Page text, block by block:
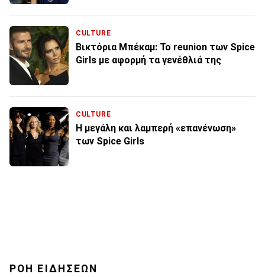
CULTURE
Βικτόρια Μπέκαμ: Το reunion των Spice
Girls με αφορμή τα γενέθλιά της
CULTURE
Η μεγάλη και λαμπερή «επανένωση»
των Spice Girls
ΡΟΗ ΕΙΔΗΣΕΩΝ